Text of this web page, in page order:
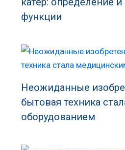
функции
Неожиданные
бытовая техника
оборудованием